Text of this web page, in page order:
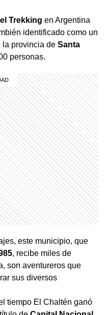
Trekking en Argentina
identificado como un
la provincia de Santa
personas.
este municipio, que
, recibe miles de
son aventureros que
sus diversos
tiempo El Chaltén ganó